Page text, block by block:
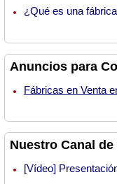
¿Qué es una
Anuncios para
Fábricas en Venta
Nuestro Canal de
[Vídeo]